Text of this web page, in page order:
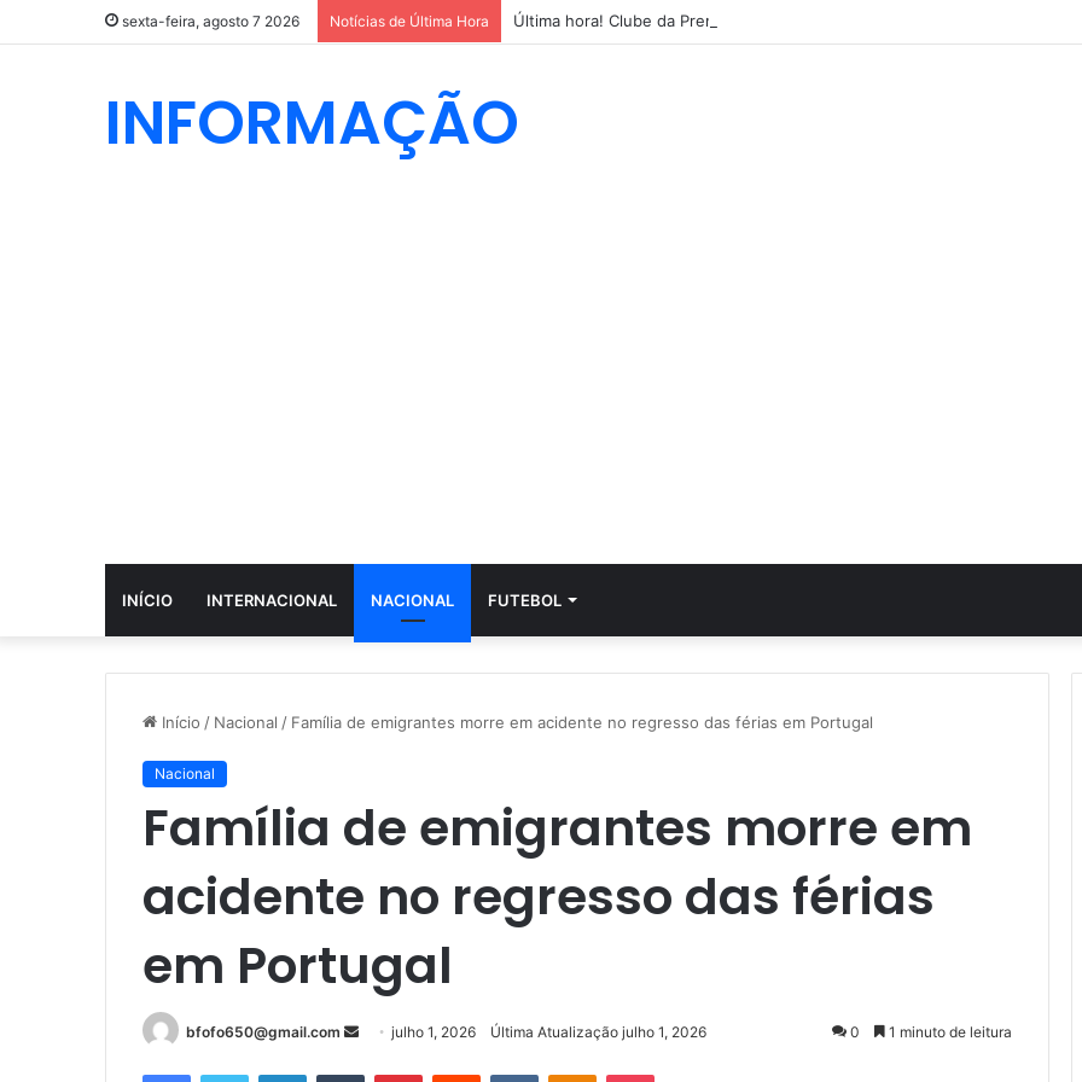
sexta-feira, agosto 7 2026 Notícias de Última Hora
INFORMAÇÃO
INÍCIO INTERNACIONAL NACIONAL FUTEBOL
Início / Nacional / Família de emigrantes morre em acidente no regresso das férias em Portugal
Nacional
Família de emigrantes morre em
acidente no regresso das férias
em Portugal
bfofo650@gmail.com
Mandejulho 1, 2026 Última Atualização julho 1, 2026 0 1 minuto de leitura
FacebookTwitter LinkedinTumblr PinterestReddit VK OK Pocket